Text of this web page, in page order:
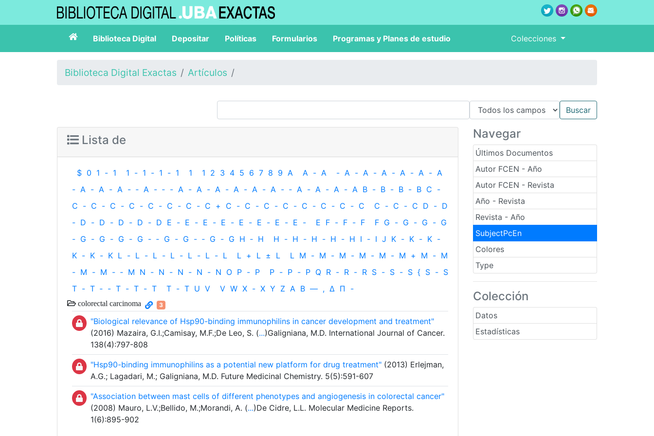
Biblioteca Digital Depositar Políticas Formularios Programas y Planes de estudio Colecciones
Biblioteca Digital Exactas Artículos
Navegar
Últimos Documentos
Autor FCEN - Año
Autor FCEN - Revista
Año - Revista
Revista - Año
SubjectPcEn
Colores
Type
Colección
Datos
Estadísticas
Lista de
$ 0 1 - 1 1 - 1 - 1 - 1 1 1 2 3 4 5 6 7 8 9 A A - A - A - A - A - A - A - A
- A - A - A - ‐ A - ‐ - A - A - A - A - A - A - ‐ A - A - A - A B - B - B - B C -
C - C - C - C - C - C - C - C + C - C - C - C - C - C - C - C C - C - C D - D
- D - D - D - D - D E - E - E - E - E - E - E - E - E F - F - F F G - G - G - G
- G - G - G - G - ‐ G - G - ‐ G - G H ‐ H H - H - H - H - H I - I J K - K - K -
K - K - K L - L - L - L - L - L - L L + L ± L L M - M - M - M - M - M + M - M
- M - M - ‐ M N - N - N - N - N O P - P P - P - P Q R - R - R S - S - S { S - S
T - T ‐ - T - T - T T - T U V V W X - X Y Z Α Β — , Δ Π -
colorectal carcinoma 3
"Biological relevance of Hsp90-binding immunophilins in cancer development and treatment"
(2016) Mazaira, G.I.;Camisay, M.F.;De Leo, S. (...)Galigniana, M.D. International Journal of Cancer.
138(4):797-808
"Hsp90-binding immunophilins as a potential new platform for drug treatment" (2013) Erlejman,
A.G.; Lagadari, M.; Galigniana, M.D. Future Medicinal Chemistry. 5(5):591-607
"Association between mast cells of different phenotypes and angiogenesis in colorectal cancer"
(2008) Mauro, L.V.;Bellido, M.;Morandi, A. (...)De Cidre, L.L. Molecular Medicine Reports.
1(6):895-902